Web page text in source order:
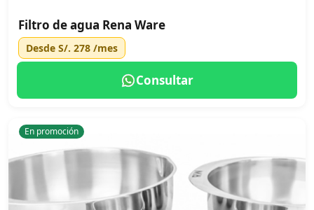
Filtro de agua Rena Ware
Desde S/. 278 /mes
Consultar
En promoción